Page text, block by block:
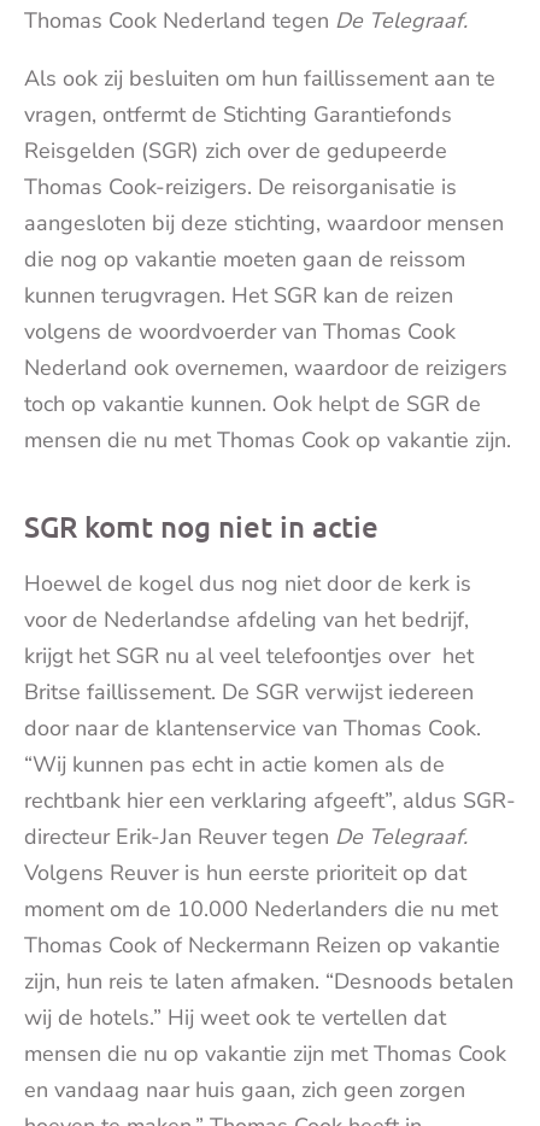
Thomas Cook Nederland tegen De Telegraaf.
Als ook zij besluiten om hun faillissement aan te
vragen, ontfermt de Stichting Garantiefonds
Reisgelden (SGR) zich over de gedupeerde
Thomas Cook-reizigers. De reisorganisatie is
aangesloten bij deze stichting, waardoor mensen
die nog op vakantie moeten gaan de reissom
kunnen terugvragen. Het SGR kan de reizen
volgens de woordvoerder van Thomas Cook
Nederland ook overnemen, waardoor de reizigers
toch op vakantie kunnen. Ook helpt de SGR de
mensen die nu met Thomas Cook op vakantie zijn.
SGR komt nog niet in actie
Hoewel de kogel dus nog niet door de kerk is
voor de Nederlandse afdeling van het bedrijf,
krijgt het SGR nu al veel telefoontjes over het
Britse faillissement. De SGR verwijst iedereen
door naar de klantenservice van Thomas Cook.
“Wij kunnen pas echt in actie komen als de
rechtbank hier een verklaring afgeeft”, aldus SGR-
directeur Erik-Jan Reuver tegen De Telegraaf.
Volgens Reuver is hun eerste prioriteit op dat
moment om de 10.000 Nederlanders die nu met
Thomas Cook of Neckermann Reizen op vakantie
zijn, hun reis te laten afmaken. “Desnoods betalen
wij de hotels.” Hij weet ook te vertellen dat
mensen die nu op vakantie zijn met Thomas Cook
en vandaag naar huis gaan, zich geen zorgen